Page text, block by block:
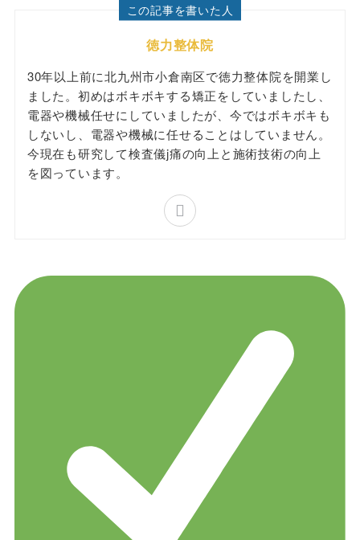
この記事を書いた人
徳力整体院
30年以上前に北九州市小倉南区で徳力整体院を開業し
ました。初めはボキボキする矯正をしていましたし、
電器や機械任せにしていましたが、今ではボキボキも
しないし、電器や機械に任せることはしていません。
今現在も研究して検査儀j痛の向上と施術技術の向上
を図っています。